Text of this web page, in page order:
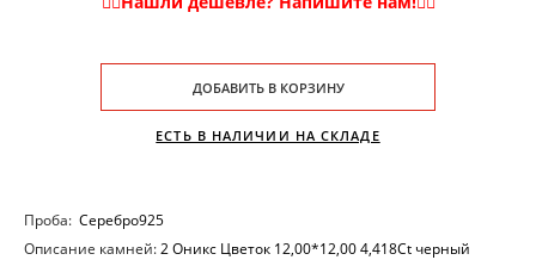
ДОБАВИТЬ В КОРЗИНУ
ЕСТЬ В НАЛИЧИИ НА СКЛАДЕ
Проба: Серебро925
Описание камней:2 Оникс Цветок 12,00*12,00 4,418Ct черный